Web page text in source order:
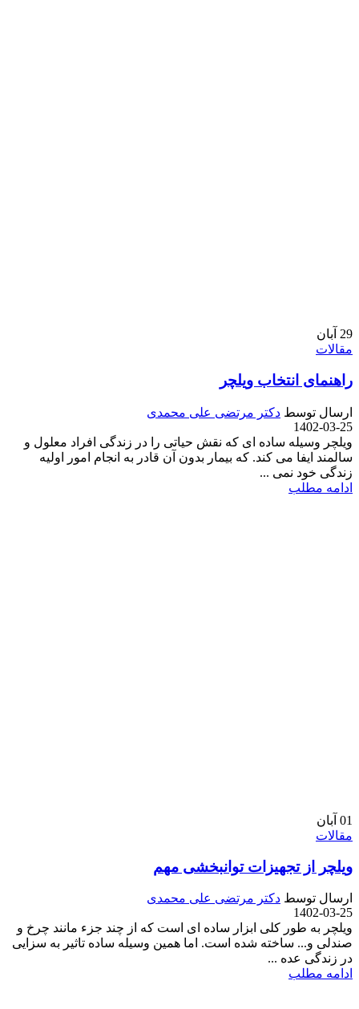
29 آبان
مقالات
راهنمای انتخاب ویلچر
ارسال توسط دکتر مرتضی علی محمدی
1402-03-25
ویلچر وسیله ساده ای که نقش حیاتی را در زندگی افراد معلول و
سالمند ایفا می کند. که بیمار بدون آن قادر به انجام امور اولیه
زندگی خود نمی ...
ادامه مطلب
01 آبان
مقالات
ویلچر از تجهیزات توانبخشی مهم
ارسال توسط دکتر مرتضی علی محمدی
1402-03-25
ویلچر به طور کلی ابزار ساده ای است که از چند جزء مانند چرخ و
صندلی و... ساخته شده است. اما همین وسیله ساده تاثیر به سزایی
در زندگی عده ...
ادامه مطلب